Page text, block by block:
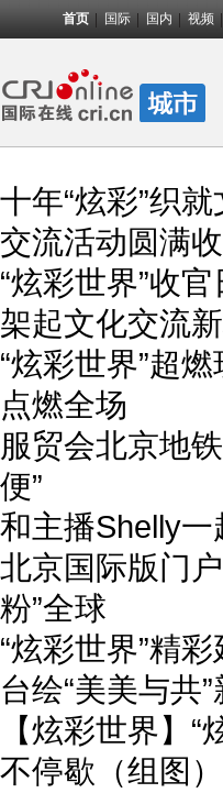
首页 国际 国内 视频
十年“炫彩”织
交流活动圆满
“炫彩世界”收
架起文化交流
“炫彩世界”超
点燃全场
服贸会北京地
便”
和主播Shelly
北京国际版门
粉”全球
“炫彩世界”精
台绘“美美与共
【炫彩世界】
不停歇（组图）